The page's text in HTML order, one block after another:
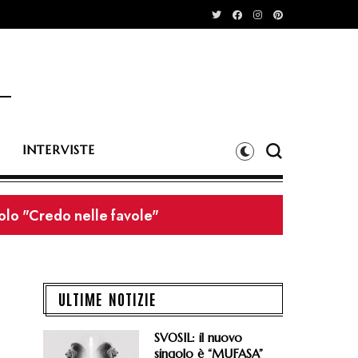
INTERVISTE
"Credo nelle favole"
Litfiba e il 27/08 dei Wolfmother
ULTIME NOTIZIE
SVOSIL: il nuovo
singolo è “MUFASA”